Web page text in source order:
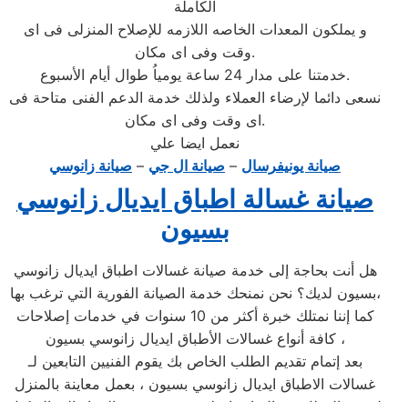
الكاملة
و يملكون المعدات الخاصه اللازمه للإصلاح المنزلى فى اى
وقت وفى اى مكان.
خدمتنا على مدار 24 ساعة يومياُ طوال أيام الأسبوع.
نسعى دائما لإرضاء العملاء ولذلك خدمة الدعم الفنى متاحة فى
اى وقت وفى اى مكان.
نعمل ايضا علي
صيانة يونيفرسال – صيانة ال جي – صيانة زانوسي
صيانة غسالة اطباق ايديال زانوسي
بسيون
هل أنت بحاجة إلى خدمة صيانة غسالات اطباق ايديال زانوسي
بسيون لديك؟ نحن نمنحك خدمة الصيانة الفورية التي ترغب بها،
كما إننا نمتلك خبرة أكثر من 10 سنوات في خدمات إصلاحات
كافة أنواع غسالات الأطباق ايديال زانوسي بسيون ،
بعد إتمام تقديم الطلب الخاص بك يقوم الفنيين التابعين لـ
غسالات الاطباق ايديال زانوسي بسيون ، بعمل معاينة بالمنزل